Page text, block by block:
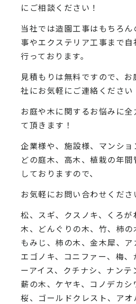
にご相談ください！
当社では造園工事はもちろん
事やエクステリア工事まで
行っております。
見積もりは無料ですので、お
社にお気軽にご連絡ください
お庭や木に関するお悩みに
て頂きます！
企業様や、施設様、マンショ
どの庭木、高木、植栽の年
しておりますので、
お気軽にお問い合わせくださ
松、スギ、クスノキ、くろが
木、どんぐりの木、竹、柿の
もみじ、柿の木、金木犀、ア
エゴノキ、コニファー、梅、
ーアイス、クチナシ、ナンテ
薪の木、ケヤキ、コノデカシ
桜、ゴールドクレスト、アオ